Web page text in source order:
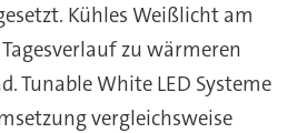
Kühles Weißlicht am
zu wärmeren
Tunable White LED Systeme
vergleichsweise